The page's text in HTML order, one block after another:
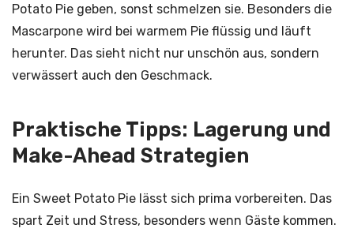
Potato Pie geben, sonst schmelzen sie. Besonders die
Mascarpone wird bei warmem Pie flüssig und läuft
herunter. Das sieht nicht nur unschön aus, sondern
verwässert auch den Geschmack.
Praktische Tipps: Lagerung und
Make-Ahead Strategien
Ein Sweet Potato Pie lässt sich prima vorbereiten. Das
spart Zeit und Stress, besonders wenn Gäste kommen.